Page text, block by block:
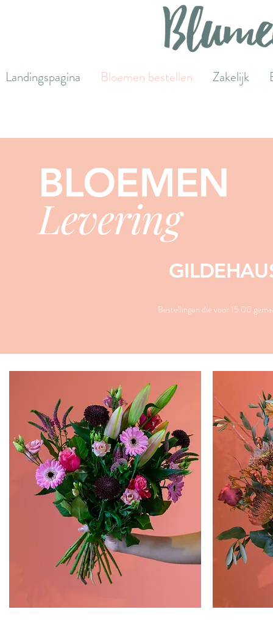
Landingspagina Bloemen bestellen Zakelijk
BLOEMEN
Levering
Bestellingen die voor 15.00